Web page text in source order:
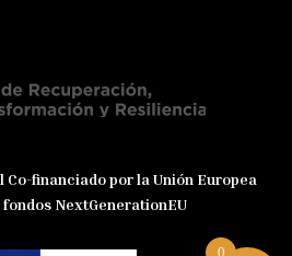
financiado por la Unión Europea
NextGenerationEU
0